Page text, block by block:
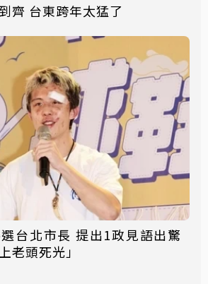
齊 台東跨年太猛了
台北市長 提出1政見語出驚
老頭死光」